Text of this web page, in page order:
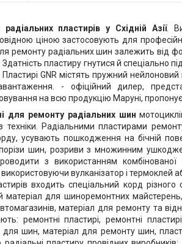
пластирів у Східній Азії.
ціною застосовують для
ремонту радіальних шин залежить від
Здатність пластиру гнутися й спеціально
GNR містять пружний
- офіційний дилер,
на всю продукцію Маруні,
для ремонту радіальних шин
техніки. Радіальними пластирами
усувають пошкодження на бічній
порізи шин, розриви з множинним
з використанням комбінованої
використовуючи вулканізатор і
входить спеціальний корд різного
матеріал для шиноремонтних
матеріал для ремонту та
ремонтні пластирі, ремонтні
для шин, матеріал для ремонту шин,